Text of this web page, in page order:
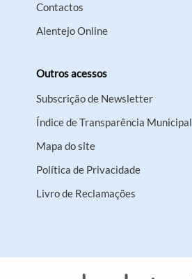
Contactos
Alentejo Online
Outros acessos
Subscrição de Newsletter
Índice de Transparência Municipal
Mapa do site
Política de Privacidade
Livro de Reclamações